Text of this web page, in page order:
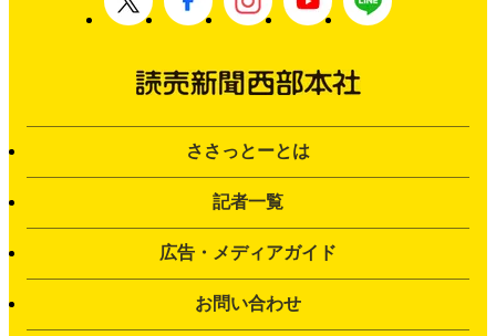
ささっとーとは
記者一覧
広告・メディアガイド
お問い合わせ